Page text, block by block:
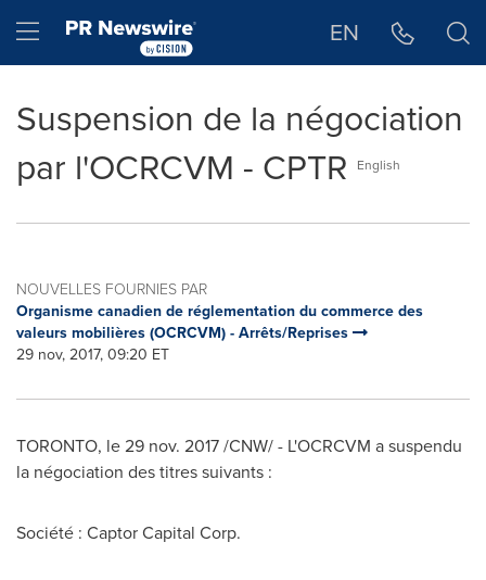
Hamburger menu EN
Suspension de la négociation
par l'OCRCVM - CPTR
English
NOUVELLES FOURNIES PAR
Organisme canadien de réglementation du commerce des
valeurs mobilières (OCRCVM) - Arrêts/Reprises
29 nov, 2017, 09:20 ET
TORONTO, le 29 nov. 2017 /CNW/ - L'OCRCVM a suspendu
la négociation des titres suivants :
Société : Captor Capital Corp.